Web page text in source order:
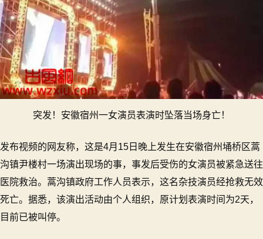
突发！安徽宿州一女演员表演时坠落当场身亡！
发布视频的网友称，这是4月15日晚上发生在安徽宿州埇桥区蒿
沟镇尹楼村一场演出现场的事，事发后受伤的女演员被紧急送往
医院救治。蒿沟镇政府工作人员表示，这名杂技演员经抢救无效
死亡。据悉，该演出活动由个人组织，原计划表演时间为2天，
目前已被叫停。